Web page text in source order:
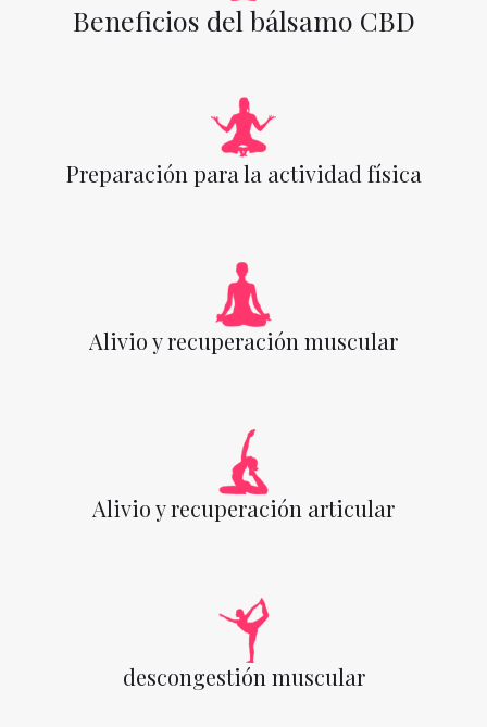
Beneficios del bálsamo CBD
Preparación para la actividad física
Alivio y recuperación muscular
Alivio y recuperación articular
descongestión muscular